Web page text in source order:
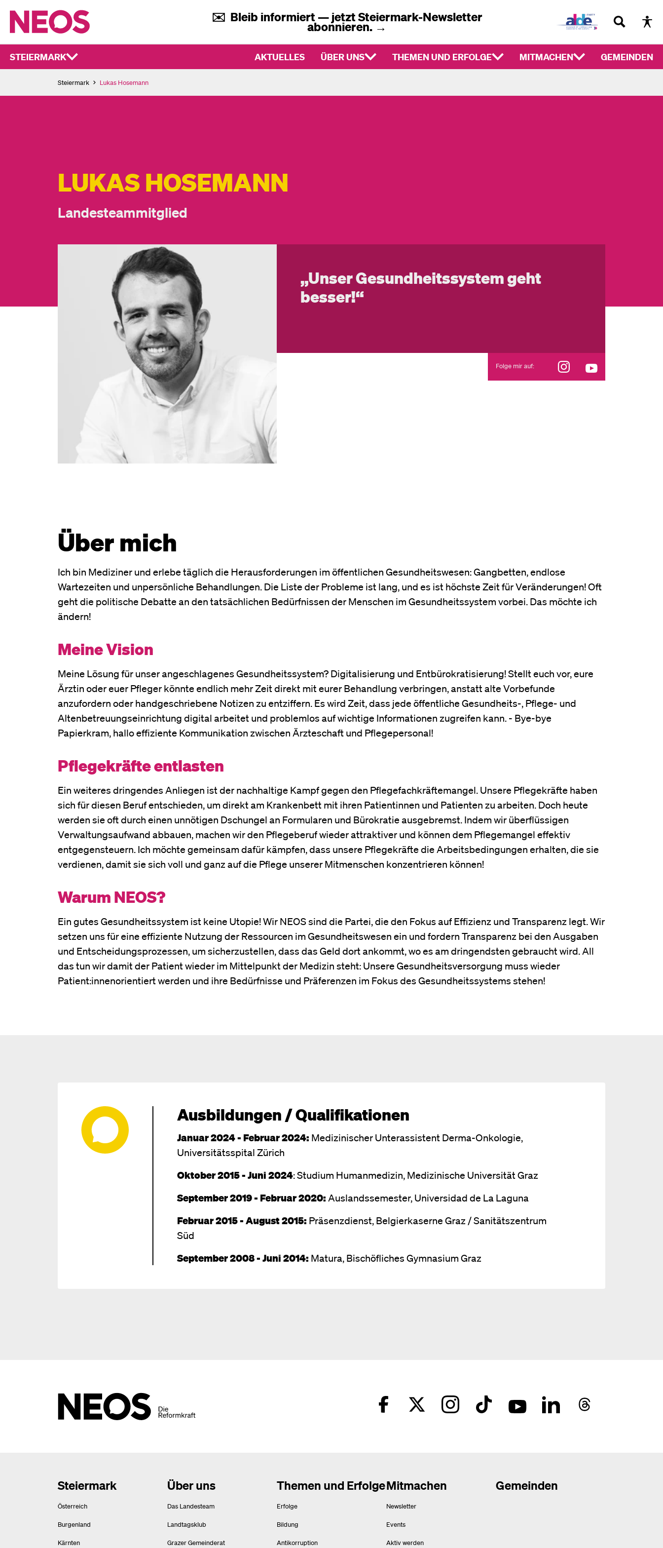
✉️ Bleib informiert — jetztSteiermark-Newsletter
abonnieren.→
STEIERMARK AKTUELLES ÜBER UNS THEMEN UND ERFOLGE MITMACHEN GEMEINDEN
Steiermark Lukas Hosemann
LUKAS HOSEMANN
Landesteammitglied
„Unser Gesundheitssystem geht
besser!“
Folge mir auf:
Über mich
Ich bin Mediziner und erlebe täglich die Herausforderungen im öffentlichen Gesundheitswesen: Gangbetten, endlose
Wartezeiten und unpersönliche Behandlungen. Die Liste der Probleme ist lang, und es ist höchste Zeit für Veränderungen! Oft
geht die politische Debatte an den tatsächlichen Bedürfnissen der Menschen im Gesundheitssystem vorbei. Das möchte ich
ändern!
Meine Vision
Meine Lösung für unser angeschlagenes Gesundheitssystem? Digitalisierung und Entbürokratisierung! Stellt euch vor, eure
Ärztin oder euer Pfleger könnte endlich mehr Zeit direkt mit eurer Behandlung verbringen, anstatt alte Vorbefunde
anzufordern oder handgeschriebene Notizen zu entziffern. Es wird Zeit, dass jede öffentliche Gesundheits-, Pflege- und
Altenbetreuungseinrichtung digital arbeitet und problemlos auf wichtige Informationen zugreifen kann. - Bye-bye
Papierkram, hallo effiziente Kommunikation zwischen Ärzteschaft und Pflegepersonal!
Pflegekräfte entlasten
Ein weiteres dringendes Anliegen ist der nachhaltige Kampf gegen den Pflegefachkräftemangel. Unsere Pflegekräfte haben
sich für diesen Beruf entschieden, um direkt am Krankenbett mit ihren Patientinnen und Patienten zu arbeiten. Doch heute
werden sie oft durch einen unnötigen Dschungel an Formularen und Bürokratie ausgebremst. Indem wir überflüssigen
Verwaltungsaufwand abbauen, machen wir den Pflegeberuf wieder attraktiver und können dem Pflegemangel effektiv
entgegensteuern. Ich möchte gemeinsam dafür kämpfen, dass unsere Pflegekräfte die Arbeitsbedingungen erhalten, die sie
verdienen, damit sie sich voll und ganz auf die Pflege unserer Mitmenschen konzentrieren können!
Warum NEOS?
Ein gutes Gesundheitssystem ist keine Utopie! Wir NEOS sind die Partei, die den Fokus auf Effizienz und Transparenz legt. Wir
setzen uns für eine effiziente Nutzung der Ressourcen im Gesundheitswesen ein und fordern Transparenz bei den Ausgaben
und Entscheidungsprozessen, um sicherzustellen, dass das Geld dort ankommt, wo es am dringendsten gebraucht wird. All
das tun wir damit der Patient wieder im Mittelpunkt der Medizin steht: Unsere Gesundheitsversorgung muss wieder
Patient:innenorientiert werden und ihre Bedürfnisse und Präferenzen im Fokus des Gesundheitssystems stehen!
Ausbildungen / Qualifikationen
Januar 2024 - Februar 2024: Medizinischer Unterassistent Derma-Onkologie,
Universitätsspital Zürich
Oktober 2015 - Juni 2024: Studium Humanmedizin, Medizinische Universität Graz
September 2019 - Februar 2020:Auslandssemester, Universidad de La Laguna
Februar 2015 - August 2015: Präsenzdienst, Belgierkaserne Graz / Sanitätszentrum
Süd
September 2008 - Juni 2014: Matura, Bischöfliches Gymnasium Graz
Steiermark
Österreich
Burgenland
Kärnten
Über uns
Das Landesteam
Landtagsklub
Grazer Gemeinderat
Themen und Erfolge
Erfolge
Bildung
Antikorruption
Mitmachen
Newsletter
Events
Aktiv werden
Gemeinden